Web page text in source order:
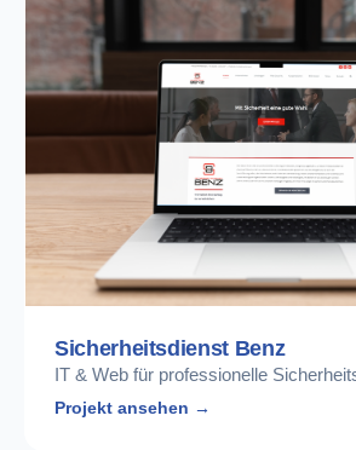
Sicherheitsdienst Benz
IT & Web für professionelle
Projekt ansehen →